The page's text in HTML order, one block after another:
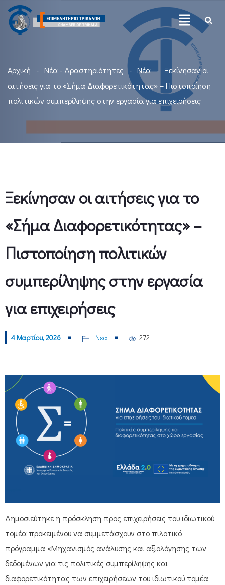
Αρχική Νέα - Δραστηριότητες Νέα
Ξεκίνησαν οι
αιτήσεις για το «Σήμα Διαφορετικότητας» – Πιστοποίηση
πολιτικών συμπερίληψης στην εργασία για επιχειρήσεις
Ξεκίνησαν οι αιτήσεις για το
«Σήμα Διαφορετικότητας» –
Πιστοποίηση πολιτικών
συμπερίληψης στην εργασία
για επιχειρήσεις
4 Μαρτίου, 2026 Νέα 272
Δημοσιεύτηκε η πρόσκληση προς επιχειρήσεις του ιδιωτικού
τομέα προκειμένου να συμμετάσχουν στο πιλοτικό
πρόγραμμα «Μηχανισμός ανάλυσης και αξιολόγησης των
δεδομένων για τις πολιτικές συμπερίληψης και
διαφορετικότητας των επιχειρήσεων του ιδιωτικού τομέα